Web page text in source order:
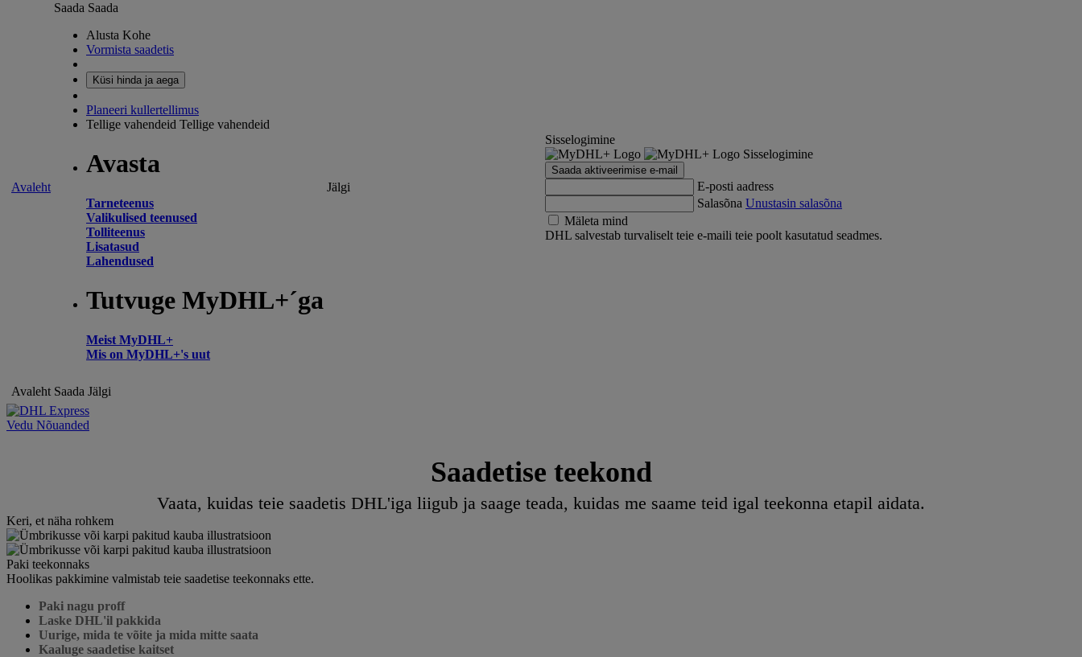
Avaleht
Saada Saada
Alusta Kohe
Vormista saadetis
Küsi hinda ja aega
Planeeri kullertellimus
Tellige vahendeid Tellige vahendeid
Avasta
Tarneteenus
Valikulised teenused
Tolliteenus
Lisatasud
Lahendused
Tutvuge MyDHL+´ga
Meist MyDHL+
Mis on MyDHL+'s uut
Jälgi
Sisselogimine
Sisselogimine
Saada aktiveerimise e-mail
E-posti aadress
Salasõna Unustasin salasõna
Mäleta mind
DHL salvestab turvaliselt teie e-maili teie poolt kasutatud seadmes.
Avaleht Saada Jälgi
Vedu Nõuanded
Saadetise teekond
Vaata, kuidas teie saadetis DHL'iga liigub ja saage teada, kuidas me saame teid igal teekonna etapil aidata.
Keri, et näha rohkem
Paki teekonnaks
Hoolikas pakkimine valmistab teie saadetise teekonnaks ette.
Paki nagu proff
Laske DHL'il pakkida
Uurige, mida te võite ja mida mitte saata
Kaaluge saadetise kaitset